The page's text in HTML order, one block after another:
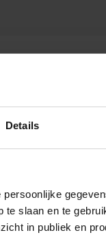
Details
persoonlijke
slaan en te
in publiek en